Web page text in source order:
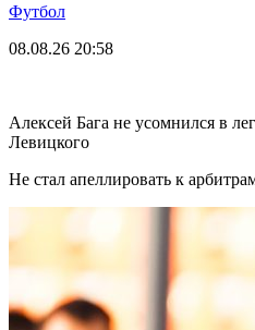
Футбол
08.08.26 20:58
Алексей Бага не усомнился в
Левицкого
Не стал апеллировать к